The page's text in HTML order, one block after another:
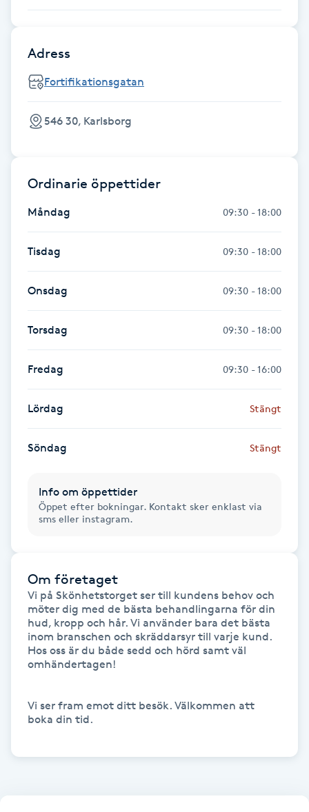
HIFU
Hollywood Peel
Hot Stone Massage
Huduppstramning
Hudvård
Hyaluronsyra
Hyperhidros
Hypnos
Hårbottenbehandling
Hårförlängning
Hårvård
Hälsa
Hälsprickor
Idrottsmassage
IPL
Adress
Fortifikationsgatan
546 30, Karlsborg
Ordinarie öppettider
Måndag 09:30 - 18:00
Tisdag 09:30 - 18:00
Onsdag 09:30 - 18:00
Torsdag 09:30 - 18:00
Fredag 09:30 - 16:00
Lördag Stängt
Söndag Stängt
Info om öppettider
Öppet efter bokningar. Kontakt sker enklast via
sms eller instagram.
Om företaget
Vi på Skönhetstorget ser till kundens behov och
möter dig med de bästa behandlingarna för din
hud, kropp och hår. Vi använder bara det bästa
inom branschen och skräddarsyr till varje kund.
Hos oss är du både sedd och hörd samt väl
omhändertagen!
Vi ser fram emot ditt besök. Välkommen att
boka din tid.